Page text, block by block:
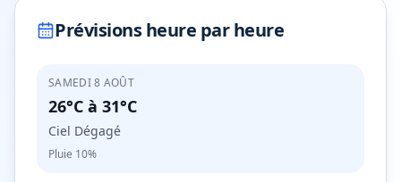
Prévisions heure par heure
SAMEDI 8 AOÛT
26°C à 31°C
Ciel Dégagé
Pluie 10%